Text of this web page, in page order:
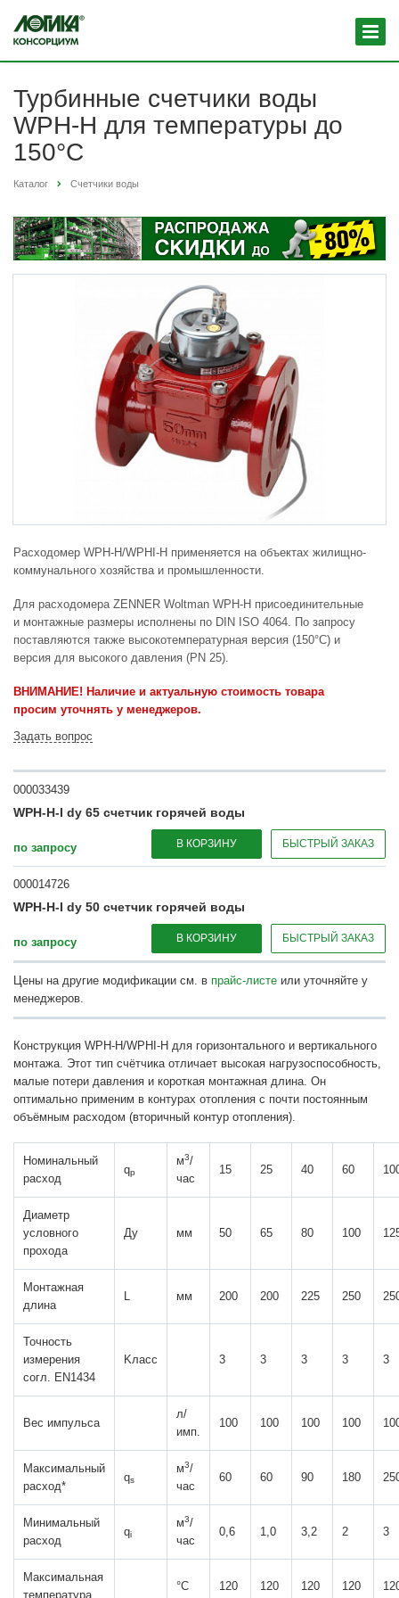
Турбинные счетчики воды
WPH-H для температуры до
150°C
Каталог Счетчики воды
Расходомер WPH-H/WPHI-H применяется на объектах жилищно-
коммунального хозяйства и промышленности.
Для расходомера ZENNER Woltman WPH-H присоединительные
и монтажные размеры исполнены по DIN ISO 4064. По запросу
поставляются также высокотемпературная версия (150°C) и
версия для высокого давления (PN 25).
ВНИМАНИЕ! Наличие и актуальную стоимость товара
просим уточнять у менеджеров.
Задать вопрос
000033439
WPH-H-I dy 65 счетчик горячей воды
по запросу В КОРЗИНУ БЫСТРЫЙ ЗАКАЗ
000014726
WPH-H-I dy 50 счетчик горячей воды
по запросу В КОРЗИНУ БЫСТРЫЙ ЗАКАЗ
Цены на другие модификации см. в прайс-листе или уточняйте у
менеджеров.
Конструкция WPH-H/WPHI-H для горизонтального и вертикального
монтажа. Этот тип счётчика отличает высокая нагрузоспособность,
малые потери давления и короткая монтажная длина. Он
оптимально применим в контурах отопления с почти постоянным
объёмным расходом (вторичный контур отопления).
Номинальный
расход
qp
м3/
час
15 25 40 60
Диаметр
условного
прохода
Ду мм 50 65 80 100
Монтажная
длина
L мм 200 200 225 250
Точность
измерения
согл. EN1434
Kлаcс 3 3 3 3 3
Вес импульса
л/
имп.
100 100 100 100
Максимальный
расход*
qs
м3/
час
60 60 90 180
Минимальный
расход
qi
м3/
час
0,6 1,0 3,2 2 3
Максимальная
температура
°C 120 120 120 120